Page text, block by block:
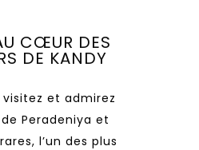
CŒUR DES
DE KANDY
visitez et admirez
Peradeniya et
l’un des plus